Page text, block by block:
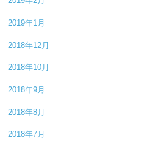
2019年1月
2018年12月
2018年10月
2018年9月
2018年8月
2018年7月